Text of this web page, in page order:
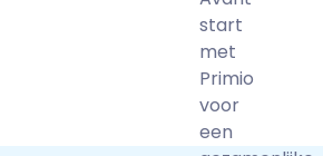
nieuwe
een mbo-
huidige
worden
omgeschoold